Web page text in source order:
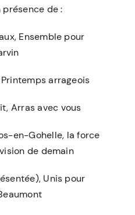
présence de :
Ensemble pour
arrageois
Arras avec vous
en-Gohelle, la force
de demain
Unis pour